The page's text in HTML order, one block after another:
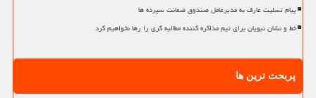
پیام تسلیت عارف به مدیرعامل صندوق ضمانت سپرده ها
خط و نشان نبویان برای تیم مذاکره کننده مطالبه گری را رها نخواهیم کرد
پربحث ترین ها